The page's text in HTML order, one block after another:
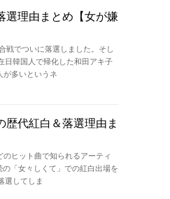
選理由まとめ【女が嫌
戦でついに落選しました。そし
日韓国人で帰化した和田アキ子
が多いというネ
歴代紅白＆落選理由ま
ヒット曲で知られるアーティ
「女々しくて」での紅白出場を
選してしま